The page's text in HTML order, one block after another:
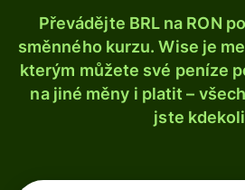
Převádějte BRL na RON
směnného kurzu. Wise je
kterým můžete své peníze
na jiné měny i platit –
jste